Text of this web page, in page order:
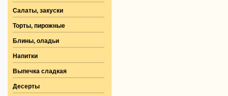
Салаты, закуски
Торты, пирожные
Блины, оладьи
Напитки
Выпечка сладкая
Десерты